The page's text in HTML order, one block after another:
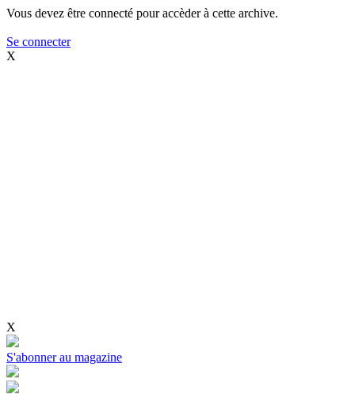
Vous devez être connecté pour accèder à cette archive.
Se connecter
X
X
S'abonner au magazine